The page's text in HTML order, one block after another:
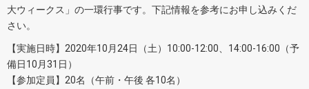
大ウィークス」の一環行事です。下記情報を参考にお申し込みくだ
さい。
【実施日時】2020年10月24日（土）10:00-12:00、14:00-16:00（予
備日10月31日）
【参加定員】20名（午前・午後 各10名）